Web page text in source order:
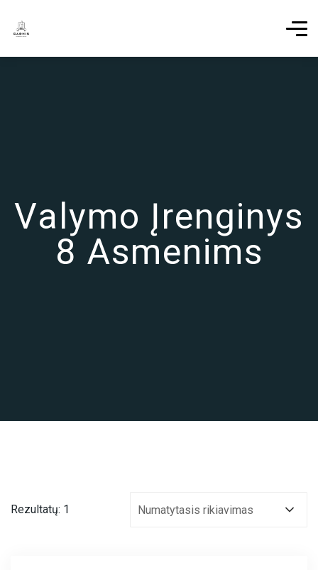
Valymo Įrenginys
8 Asmenims
Rezultatų: 1 Numatytasis rikiavimas